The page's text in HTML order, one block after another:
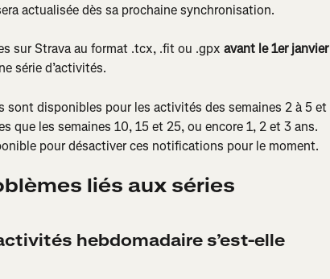
actualisée dès sa prochaine synchronisation.
sur Strava au format .tcx, .fit ou .gpx avant le 1er janvier
série d’activités.
sont disponibles pour les activités des semaines 2 à 5 et
que les semaines 10, 15 et 25, ou encore 1, 2 et 3 ans.
pour désactiver ces notifications pour le moment.
liés aux séries
hebdomadaire s’est-elle